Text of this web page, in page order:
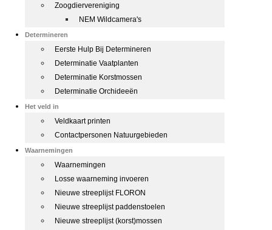
Zoogdiervereniging
NEM Wildcamera's
Determineren
Eerste Hulp Bij Determineren
Determinatie Vaatplanten
Determinatie Korstmossen
Determinatie Orchideeën
Het veld in
Veldkaart printen
Contactpersonen Natuurgebieden
Waarnemingen
Waarnemingen
Losse waarneming invoeren
Nieuwe streeplijst FLORON
Nieuwe streeplijst paddenstoelen
Nieuwe streeplijst (korst)mossen